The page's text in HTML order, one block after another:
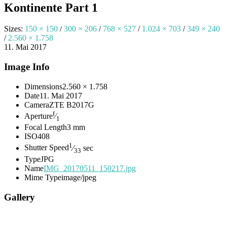
Kontinente Part 1
Sizes: 150 × 150 / 300 × 206 / 768 × 527 / 1.024 × 703 / 349 × 240
/ 2.560 × 1.758
11. Mai 2017
Image Info
Dimensions2.560 × 1.758
Date11. Mai 2017
CameraZTE B2017G
Aperturef⁄1
Focal Length3 mm
ISO408
Shutter Speed1 ⁄33 sec
TypeJPG
NameIMG_20170511_150217.jpg
Mime Typeimage/jpeg
Gallery